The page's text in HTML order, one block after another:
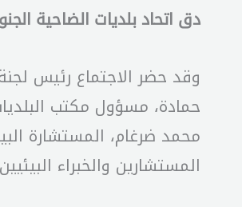
دق اتحاد بلديات الضاحية
وقد حضر الاجتماع رئيس
حمادة، مسؤول مكتب
محمد ضرغام، المستشارة
المستشارين والخبراء